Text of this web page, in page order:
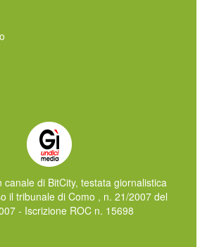
canale di BitCity, testata giornalistica
il tribunale di Como , n. 21/2007 del
- Iscrizione ROC n. 15698